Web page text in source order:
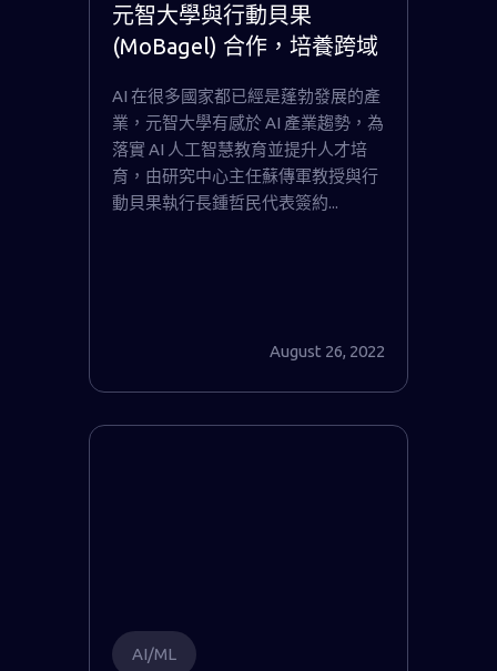
元智大學與行動貝果
(MoBagel) 合作，培養跨域
AI 在很多國家都已經是蓬勃發展的產
業，元智大學有感於 AI 產業趨勢，為
落實 AI 人工智慧教育並提升人才培
育，由研究中心主任蘇傳軍教授與行
動貝果執行長鍾哲民代表簽約...
August 26, 2022
AI/ML